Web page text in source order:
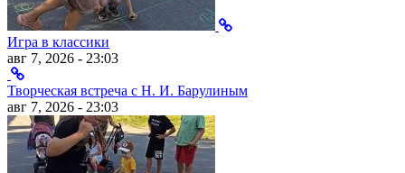
Игра в классики
авг 7, 2026 - 23:03
Творческая встреча с Н. И. Барулиным
авг 7, 2026 - 23:03